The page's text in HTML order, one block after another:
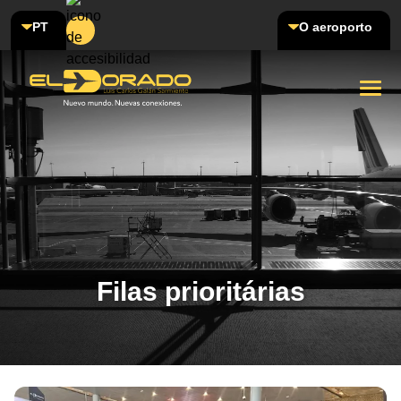
PT O aeroporto
Filas prioritárias